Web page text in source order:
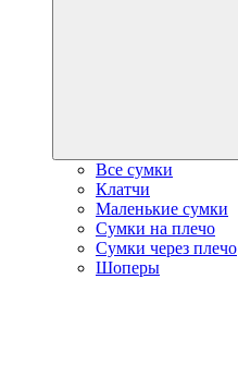
Все сумки
Клатчи
Маленькие сумки
Сумки на плечо
Сумки через плечо
Шоперы